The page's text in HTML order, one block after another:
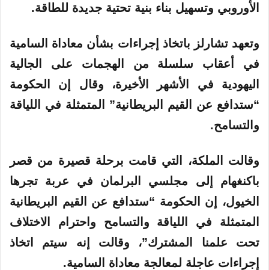
الأوروبي وتسهيل بناء بنية تحتية جديدة للطاقة.
وتعهد تشارلز باتخاذ إجراءات بشأن معاداة السامية
في أعقاب سلسلة من الهجمات على الجالية
اليهودية في الأشهر الأخيرة، وقال إن الحكومة
“ستدافع عن القيم البريطانية” المتمثلة في اللياقة
والتسامح.
وقالت الملكة، التي قامت برحلة قصيرة من قصر
باكنغهام إلى مجلسي البرلمان في عربة تجرها
الخيول، إن الحكومة “ستدافع عن القيم البريطانية
المتمثلة في اللياقة والتسامح واحترام الاختلاف
تحت علمنا المشترك”، وقالت إنه سيتم اتخاذ
إجراءات عاجلة لمعالجة معاداة السامية.